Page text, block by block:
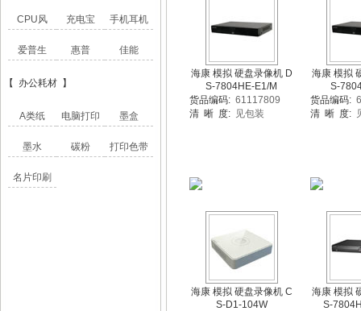
CPU风 充电宝 手机耳机
爱普生 惠普 佳能
【 办公耗材 】
A类纸 电脑打印 墨盒
墨水 碳粉 打印色带
名片印刷
海康 模拟 硬盘录像机 D
S-7804HE-E1/M
货品编码: 61117809
清 晰 度: 见包装
海康 模拟
S-
货品编码:
清 晰 度:
海康 模拟 硬盘录像机 C
S-D1-104W
海康 模拟
S-